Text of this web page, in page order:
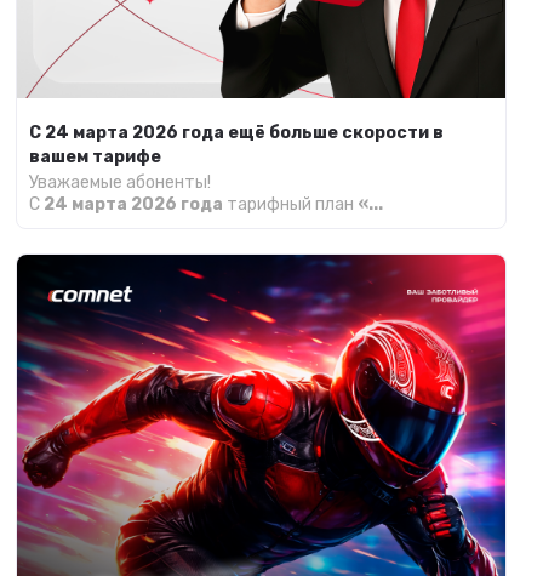
С 24 марта 2026 года ещё больше скорости в
вашем тарифе
Уважаемые абоненты!
С 24 марта 2026 года тарифный план «...